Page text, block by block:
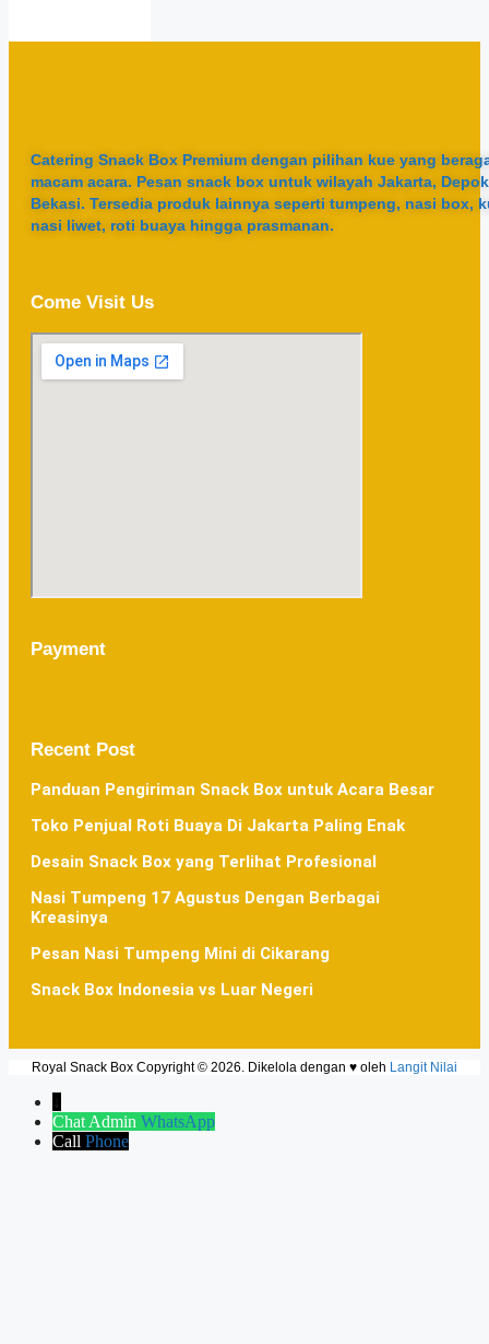
Catering Snack Box Premium dengan pilihan kue yang
macam acara. Pesan snack box untuk wilayah Jakarta,
Bekasi. Tersedia produk lainnya seperti tumpeng, nasi box,
nasi liwet, roti buaya hingga prasmanan.
Come Visit Us
Payment
Recent Post
Panduan Pengiriman Snack Box untuk Acara Besar
Toko Penjual Roti Buaya Di Jakarta Paling Enak
Desain Snack Box yang Terlihat Profesional
Nasi Tumpeng 17 Agustus Dengan Berbagai
Kreasinya
Pesan Nasi Tumpeng Mini di Cikarang
Snack Box Indonesia vs Luar Negeri
Royal Snack Box Copyright © 2026. Dikelola dengan ♥ oleh Langit Nilai
↓
Chat Admin WhatsApp
Call Phone